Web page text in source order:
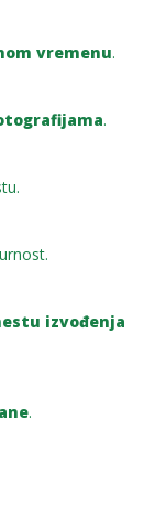
vremenu.
.
izvođenja
.